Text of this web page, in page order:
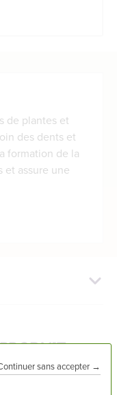
sans accepter →
de plantes et
des dents et
formation de la
et assure une